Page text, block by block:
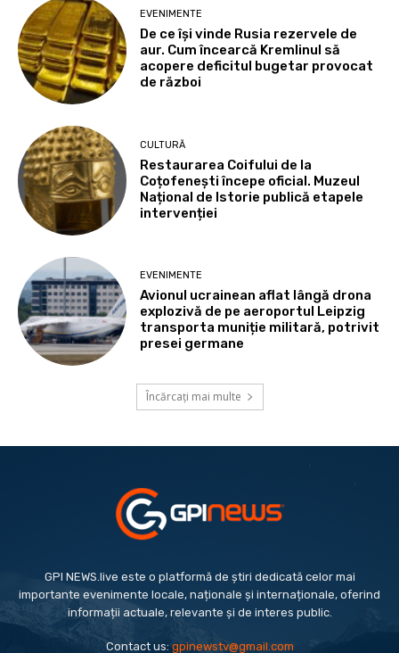
EVENIMENTE
De ce își vinde Rusia rezervele de
aur. Cum încearcă Kremlinul să
acopere deficitul bugetar provocat
de război
CULTURĂ
Restaurarea Coifului de la
Coțofenești începe oficial. Muzeul
Național de Istorie publică etapele
intervenției
EVENIMENTE
Avionul ucrainean aflat lângă drona
explozivă de pe aeroportul Leipzig
transporta muniție militară, potrivit
presei germane
Încărcați mai multe
GPI NEWS.live este o platformă de știri dedicată celor mai
importante evenimente locale, naționale și internaționale, oferind
informații actuale, relevante și de interes public.
Contact us:gpinewstv@gmail.com